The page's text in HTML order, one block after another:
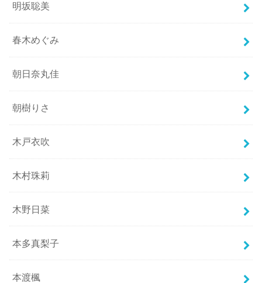
明坂聡美
春木めぐみ
朝日奈丸佳
朝樹りさ
木戸衣吹
木村珠莉
木野日菜
本多真梨子
本渡楓